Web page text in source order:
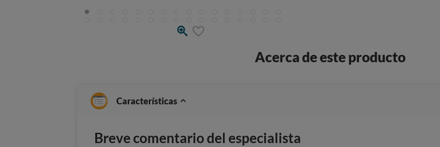
Acerca de este producto
Características
Breve comentario del especialista